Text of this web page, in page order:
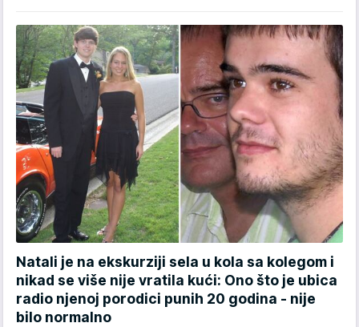
Natali je na ekskurziji sela u kola sa kolegom i
nikad se više nije vratila kući: Ono što je ubica
radio njenoj porodici punih 20 godina - nije
bilo normalno